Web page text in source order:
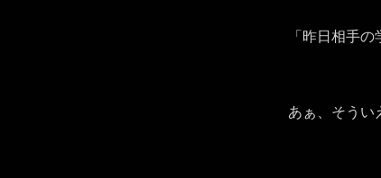
「昨日相手の
あぁ、そうい